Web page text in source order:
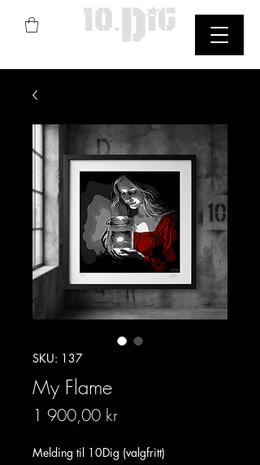
SKU: 137
My Flame
1 900,00 krPris
Melding til 10Dig (valgfritt)